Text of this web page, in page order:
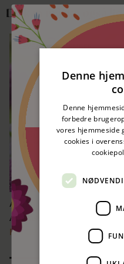
Du kan måske også
LEVERES I SEPTEMBER 🌷
SPAR 10%
Allium
Ambassador
Fra 39,69 kr 49,00 kr
Denne
Denne
forbedre
vores hjemmeside
cookies i
Spar 5%
50 kr. rabat
nitte
nitte
Prøv